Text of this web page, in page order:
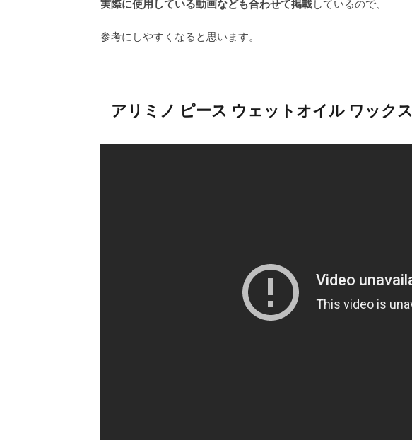
実際に使用している動画なども合わせて掲載しているので、
参考にしやすくなると思います。
アリミノ ピース ウェットオイル ワックス